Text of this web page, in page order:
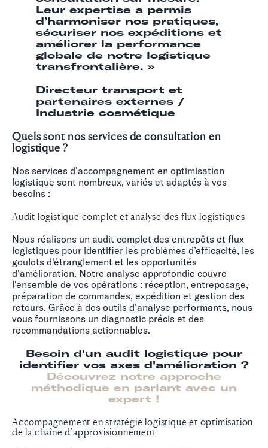
Leur expertise a permis
d’harmoniser nos pratiques,
sécuriser nos expéditions et
améliorer la performance
globale de notre logistique
transfrontalière. »
Directeur transport et
partenaires externes /
Industrie cosmétique
Quels sont nos services de consultation en
logistique ?
Nos services d'accompagnement en optimisation
logistique sont nombreux, variés et adaptés à vos
besoins :
Audit logistique complet et analyse des flux logistiques
Nous réalisons un audit complet des entrepôts et flux
logistiques pour identifier les problèmes d’efficacité, les
goulots d'étranglement et les opportunités
d'amélioration. Notre analyse approfondie couvre
l'ensemble de vos opérations : réception, entreposage,
préparation de commandes, expédition et gestion des
retours. Grâce à des outils d'analyse performants, nous
vous fournissons un diagnostic précis et des
recommandations actionnables.
Besoin d'un audit logistique pour
identifier vos axes d'amélioration ?
Découvrez notre approche
méthodique en parlant avec un
expert !
Accompagnement en stratégie logistique et optimisation
de la chaîne d'approvisionnement